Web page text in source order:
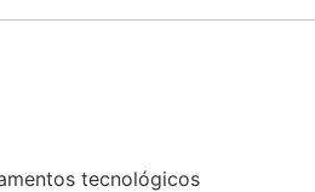
tecnológicos